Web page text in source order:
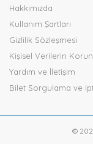
Hakkımızda
Kullanım Şartları
Gizlilik Sözleşmesi
Kişisel Verilerin
Yardım ve İletişim
Bilet Sorgulama ve
©